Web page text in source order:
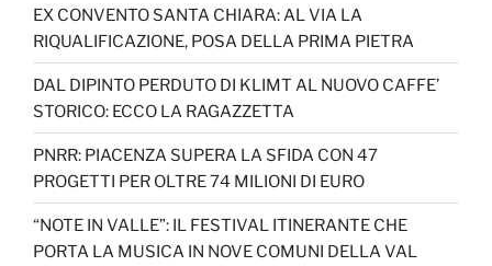
EX CONVENTO SANTA CHIARA: AL VIA LA
RIQUALIFICAZIONE, POSA DELLA PRIMA PIETRA
DAL DIPINTO PERDUTO DI KLIMT AL NUOVO CAFFE’
STORICO: ECCO LA RAGAZZETTA
PNRR: PIACENZA SUPERA LA SFIDA CON 47
PROGETTI PER OLTRE 74 MILIONI DI EURO
“NOTE IN VALLE”: IL FESTIVAL ITINERANTE CHE
PORTA LA MUSICA IN NOVE COMUNI DELLA VAL